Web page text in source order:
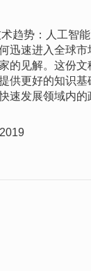
趋势：人工智
迅速进入全球市
的见解。这份文
供更好的知识基
速发展领域内